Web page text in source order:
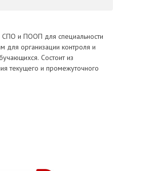
СПО и ПООП для специальности
для организации контроля и
Состоит из
текущего и промежуточного